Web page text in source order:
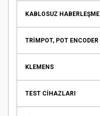
KABLOSUZ HABERLEŞME
TRİMPOT, POT ENCODER
KLEMENS
TEST CİHAZLARI